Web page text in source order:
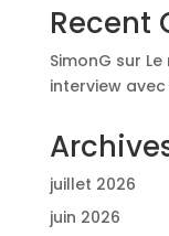
Recent
SimonG sur Le
interview
juillet 2026
juin 2026